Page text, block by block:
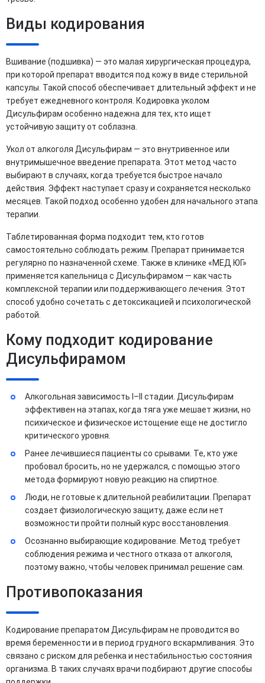
Виды кодирования
Вшивание (подшивка) — это малая хирургическая процедура,
при которой препарат вводится под кожу в виде стерильной
капсулы. Такой способ обеспечивает длительный эффект и не
требует ежедневного контроля. Кодировка уколом
Дисульфирам особенно надежна для тех, кто ищет
устойчивую защиту от соблазна.
Укол от алкоголя Дисульфирам — это внутривенное или
внутримышечное введение препарата. Этот метод часто
выбирают в случаях, когда требуется быстрое начало
действия. Эффект наступает сразу и сохраняется несколько
месяцев. Такой подход особенно удобен для начального этапа
терапии.
Таблетированная форма подходит тем, кто готов
самостоятельно соблюдать режим. Препарат принимается
регулярно по назначенной схеме. Также в клинике «МЕД ЮГ»
применяется капельница с Дисульфирамом — как часть
комплексной терапии или поддерживающего лечения. Этот
способ удобно сочетать с детоксикацией и психологической
работой.
Кому подходит кодирование
Дисульфирамом
Алкогольная зависимость I–II стадии. Дисульфирам
эффективен на этапах, когда тяга уже мешает жизни, но
психическое и физическое истощение еще не достигло
критического уровня.
Ранее лечившиеся пациенты со срывами. Те, кто уже
пробовал бросить, но не удержался, с помощью этого
метода формируют новую реакцию на спиртное.
Люди, не готовые к длительной реабилитации. Препарат
создает физиологическую защиту, даже если нет
возможности пройти полный курс восстановления.
Осознанно выбирающие кодирование. Метод требует
соблюдения режима и честного отказа от алкоголя,
поэтому важно, чтобы человек принимал решение сам.
Противопоказания
Кодирование препаратом Дисульфирам не проводится во
время беременности и в период грудного вскармливания. Это
связано с риском для ребенка и нестабильностью состояния
организма. В таких случаях врачи подбирают другие способы